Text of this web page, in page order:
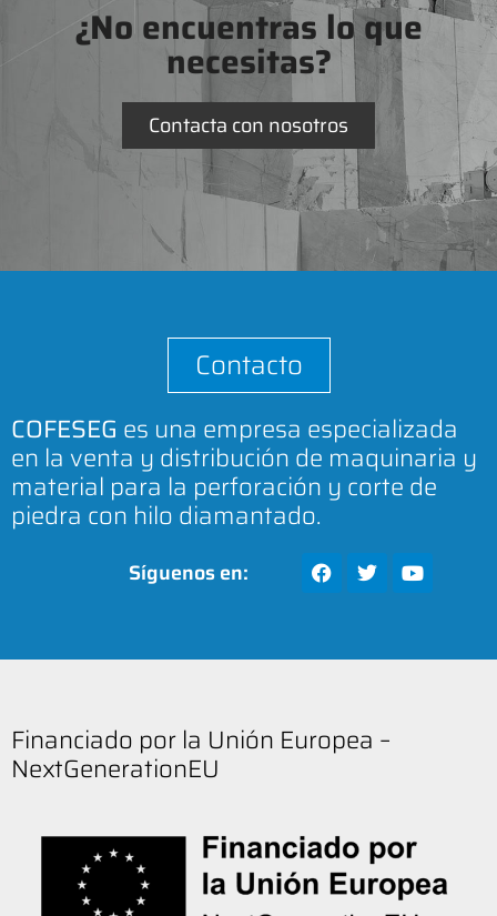
¿No encuentras lo que
necesitas?
Contacta con nosotros
Contacto
COFESEG es una empresa especializada
en la venta y distribución de maquinaria y
material para la perforación y corte de
piedra con hilo diamantado.
Síguenos en:
Financiado por la Unión Europea –
NextGenerationEU